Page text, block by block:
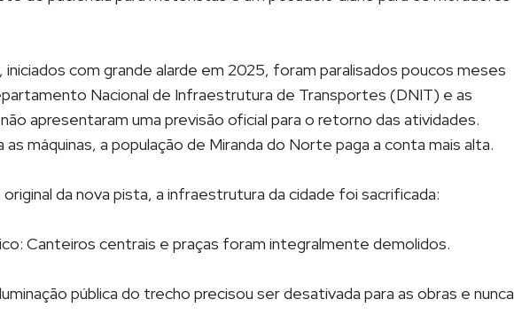
iniciados com grande alarde em 2025, foram paralisados poucos meses
Nacional de Infraestrutura de Transportes (DNIT) e as
apresentaram uma previsão oficial para o retorno das atividades.
as máquinas, a população de Miranda do Norte paga a conta mais alta.
da nova pista, a infraestrutura da cidade foi sacrificada:
Canteiros centrais e praças foram integralmente demolidos.
pública do trecho precisou ser desativada para as obras e nunca